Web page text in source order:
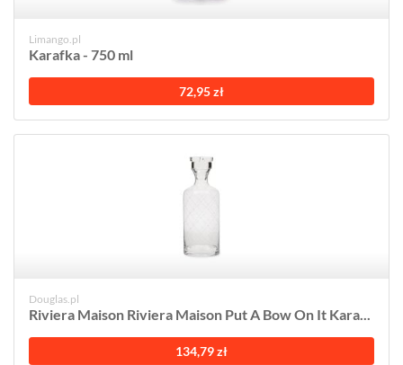
Limango.pl
Karafka - 750 ml
72,95 zł
Douglas.pl
Riviera Maison Riviera Maison Put A Bow On It Kara...
134,79 zł